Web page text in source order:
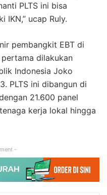
PLTS ini bisa
IKN,” ucap Ruly.
pembangkit EBT di
dilakukan
Indonesia Joko
PLTS ini dibangun di
21.600 panel
kerja lokal hingga
-